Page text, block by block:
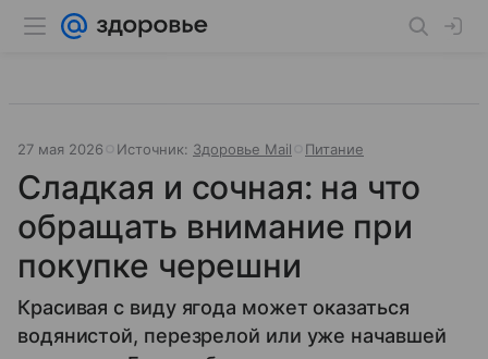
27 мая 2026 Источник: Здоровье Mail Питание
Сладкая и сочная: на что
обращать внимание при
покупке черешни
Красивая с виду ягода может оказаться
водянистой, перезрелой или уже начавшей